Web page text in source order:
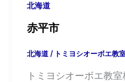
北海道
赤平市
北海道/ トミヨシオーボエ教
トミヨシオーボエ教